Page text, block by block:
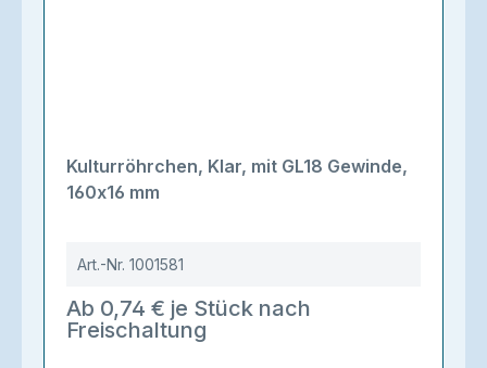
Kulturröhrchen, Klar, mit GL18 Gewinde,
160x16 mm
Art.-Nr. 1001581
Ab 0,74 € je Stück nach
Freischaltung